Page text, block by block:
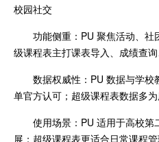
校园社交
功能侧重：PU 聚焦活动、
级课程表主打课表导入、成绩查
数据权威性：PU 数据与学
单官方认可；超级课程表数据多
使用场景：PU 适用于高校
展；超级课程表更适合日常课程